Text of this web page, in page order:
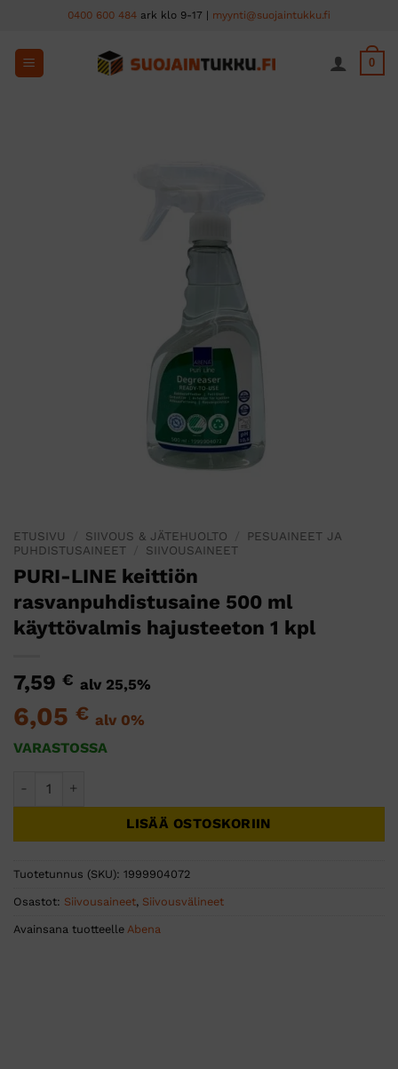
content
0400 600 484 ark klo 9-17 | myynti@suojaintukku.fi
0
ETUSIVU SIIVOUS & JÄTEHUOLTO
PESUAINEET JA
PUHDISTUSAINEET
SIIVOUSAINEET
PURI-LINE keittiön
rasvanpuhdistusaine 500 ml
käyttövalmis hajusteeton 1 kpl
7,59 € alv 25,5%
6,05 € alv 0%
VARASTOSSA
LISÄÄ OSTOSKORIIN
Tuotetunnus (SKU): 1999904072
Osastot: Siivousaineet, Siivousvälineet
Avainsana tuotteelle Abena